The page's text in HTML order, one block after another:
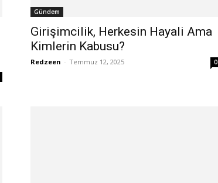
Gündem
Girişimcilik, Herkesin Hayali Ama
Kimlerin Kabusu?
Redzeen - Temmuz 12, 2025 0